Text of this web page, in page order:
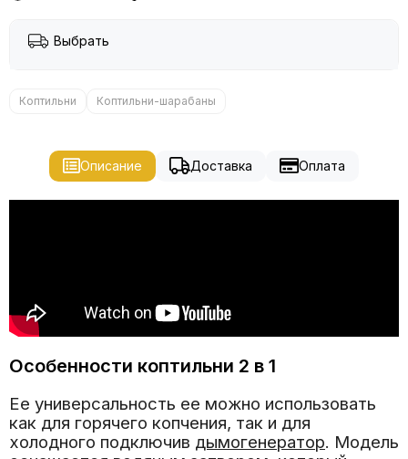
Выбрать
Коптильни Коптильни-шарабаны
Описание Доставка Оплата
Особенности коптильни 2 в 1
Ее универсальность ее можно использовать
как для горячего копчения, так и для
холодного подключив дымогенератор. Модель